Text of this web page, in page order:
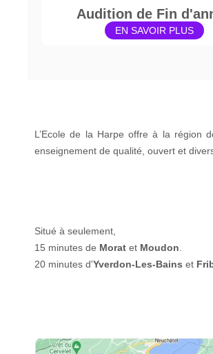
Audition de Fin
EN SAVOIR PLUS
L’Ecole de la Harpe offre à la région
enseignement de qualité, ouvert et
Situé à seulement,
15 minutes de Morat et Moudon
20 minutes d'Yverdon-Les-Bains et